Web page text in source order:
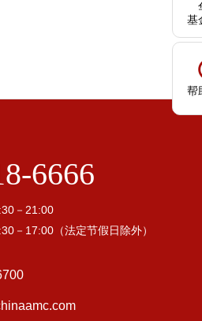
基
帮
6666
－21:00
－17:00（法定节假日除外）